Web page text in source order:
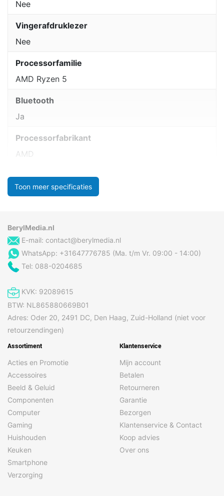
Nee
Vingerafdruklezer
Nee
Processorfamilie
AMD Ryzen 5
Bluetooth
Ja
Processorfabrikant
AMD
Toon meer specificaties
BerylMedia.nl
E-mail: contact@berylmedia.nl
WhatsApp: +31647776785 (Ma. t/m Vr. 09:00 - 14:00)
Tel: 088-0204685
KVK: 92089615
BTW: NL865880669B01
Adres: Oder 20, 2491 DC, Den Haag, Zuid-Holland (niet voor
retourzendingen)
Assortiment
Acties en Promotie
Accessoires
Beeld & Geluid
Componenten
Computer
Gaming
Huishouden
Keuken
Smartphone
Verzorging
Klantenservice
Mijn account
Betalen
Retourneren
Garantie
Bezorgen
Klantenservice & Contact
Koop advies
Over ons